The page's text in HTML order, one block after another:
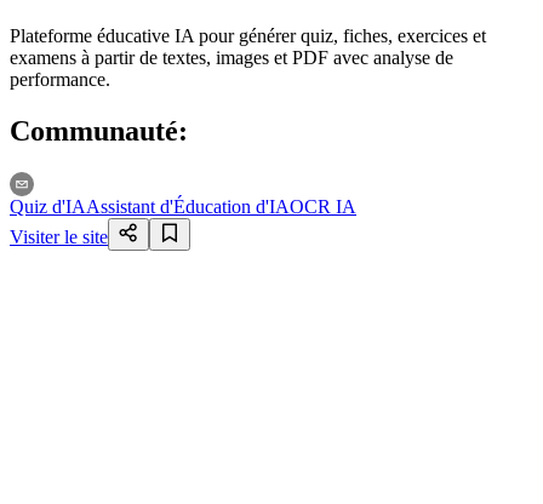
Plateforme éducative IA pour générer quiz, fiches, exercices et
examens à partir de textes, images et PDF avec analyse de
performance.
Communauté:
Quiz d'IAAssistant d'Éducation d'IAOCR IA
Visiter le site